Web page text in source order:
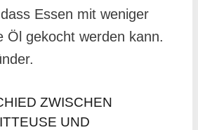
Essen mit weniger
Öl gekocht werden kann.
ZWISCHEN
UND H